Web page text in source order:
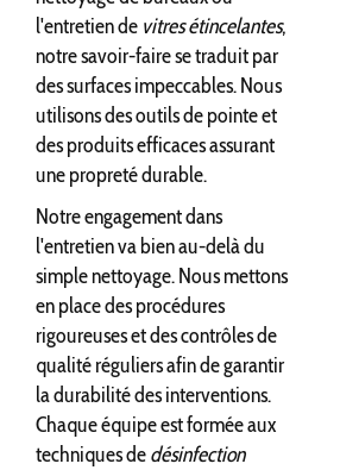
l'entretien de vitres étincelantes,
notre savoir-faire se traduit par
des surfaces impeccables. Nous
utilisons des outils de pointe et
des produits efficaces assurant
une propreté durable.
Notre engagement dans
l'entretien va bien au-delà du
simple nettoyage. Nous mettons
en place des procédures
rigoureuses et des contrôles de
qualité réguliers afin de garantir
la durabilité des interventions.
Chaque équipe est formée aux
techniques dedésinfection